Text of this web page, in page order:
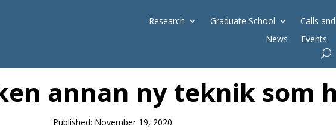
Research Graduate School Calls
News
Events
annan ny teknik som
Published: November 19, 2020